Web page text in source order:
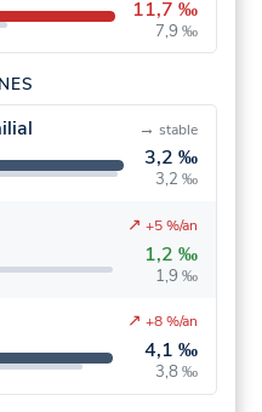
11,7 ‰
7,9 ‰
3,2 ‰
3,2 ‰
→ stable
1,2 ‰
1,9 ‰
↗ +5 %/an
4,1 ‰
3,8 ‰
↗ +8 %/an